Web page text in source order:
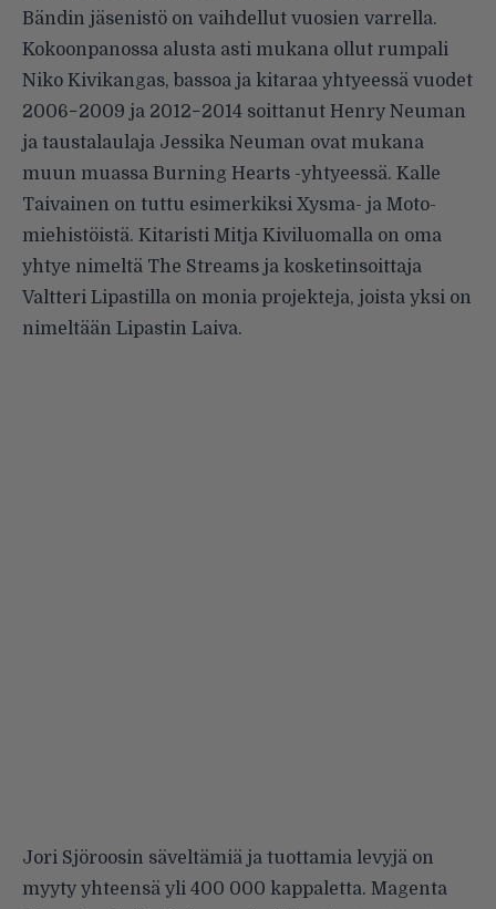
Bändin jäsenistö on vaihdellut vuosien varrella.
Kokoonpanossa alusta asti mukana ollut rumpali
Niko Kivikangas, bassoa ja kitaraa yhtyeessä vuodet
2006−2009 ja 2012−2014 soittanut Henry Neuman
ja taustalaulaja Jessika Neuman ovat mukana
muun muassa Burning Hearts -yhtyeessä. Kalle
Taivainen on tuttu esimerkiksi Xysma- ja Moto-
miehistöistä. Kitaristi Mitja Kiviluomalla on oma
yhtye nimeltä The Streams ja kosketinsoittaja
Valtteri Lipastilla on monia projekteja, joista yksi on
nimeltään Lipastin Laiva.
Jori Sjöroosin säveltämiä ja tuottamia levyjä on
myyty yhteensä yli 400 000 kappaletta. Magenta